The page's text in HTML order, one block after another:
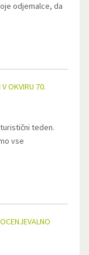
odjemalce, da
OKVIRU 70.
teden.
vse